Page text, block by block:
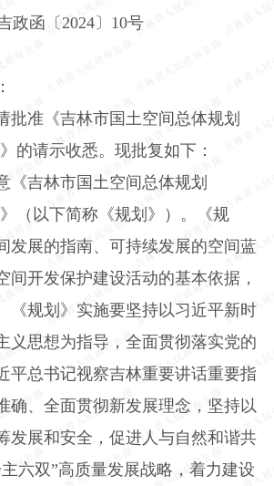
政函〔2024〕 10号
批准《吉林市国土空间总体规划
的请示收悉。现批复如下：
《吉林市国土空间总体规划
（以下简称《规划》）。《规
发展的指南、可持续发展的空间蓝
间开发保护建设活动的基本依据，
《规划》实施要坚持以习近平新时
义思想为指导，全面贯彻落实党的
平总书记视察吉林重要讲话重要指
确、全面贯彻新发展理念，坚持以
发展和安全，促进人与自然和谐共
六双”高质量发展战略，着力建设